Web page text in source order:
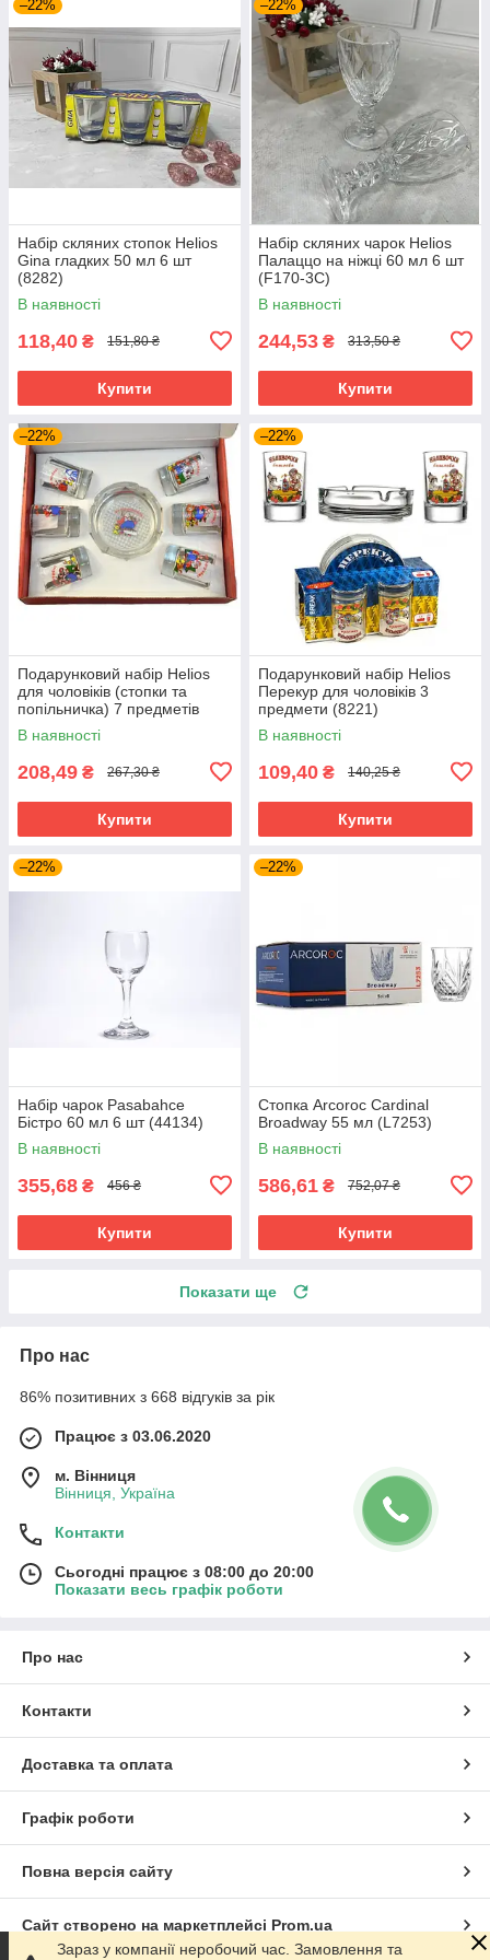
–22%
Набір скляних стопок Helios
Gina гладких 50 мл 6 шт
(8282)
В наявності
118,40 ₴ 151,80 ₴
Купити
–22%
Набір скляних чарок Helios
Палаццо на ніжці 60 мл 6 шт
(F170-3C)
В наявності
244,53 ₴ 313,50 ₴
Купити
–22%
Подарунковий набір Helios
для чоловіків (стопки та
попільничка) 7 предметів
(8219)
В наявності
208,49 ₴ 267,30 ₴
Купити
–22%
Подарунковий набір Helios
Перекур для чоловіків 3
предмети (8221)
В наявності
109,40 ₴ 140,25 ₴
Купити
–22%
Набір чарок Pasabahce
Бістро 60 мл 6 шт (44134)
В наявності
355,68 ₴ 456 ₴
Купити
–22%
Стопка Arcoroc Cardinal
Broadway 55 мл (L7253)
В наявності
586,61 ₴ 752,07 ₴
Купити
Показати ще
Про нас
86% позитивних з 668 відгуків за рік
Працює з 03.06.2020
м. Вінниця
Вінниця, Україна
Контакти
Сьогодні працює з 08:00 до 20:00
Показати весь графік роботи
Про нас
Контакти
Доставка та оплата
Графік роботи
Повна версія сайту
Сайт створено на маркетплейсі Prom.ua
Зараз у компанії неробочий час. Замовлення та